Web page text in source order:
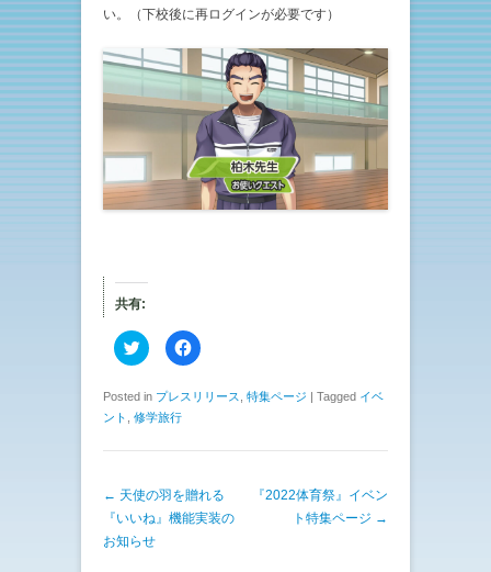
い。（下校後に再ログインが必要です）
共有:
ク
リ
し
て
T
i
e
r
で
共
有
F
a
b
で
す
る
に
は
Posted in プレスリリース 特集ページ | Tagged イベ
ント
修学旅行
投稿ナビゲーション
← 天使の羽を贈れる
『いいね』機能実装の
お知らせ
『2022体育祭』イベン
ト特集ページ →